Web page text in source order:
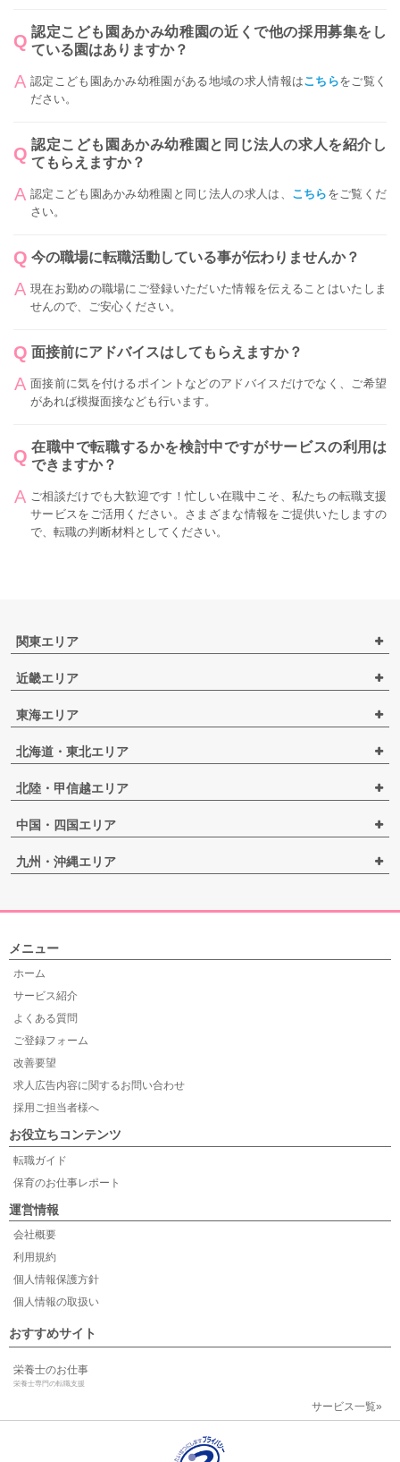
認定こども園あかみ幼稚園の近くで他の採用募集をし
ている園はありますか？
認定こども園あかみ幼稚園がある地域の求人情報はこちらをご覧く
ださい。
認定こども園あかみ幼稚園と同じ法人の求人を紹介し
てもらえますか？
認定こども園あかみ幼稚園と同じ法人の求人は、 こちら をご覧くだ
さい。
今の職場に転職活動している事が伝わりませんか？
現在お勤めの職場にご登録いただいた情報を伝えることはいたしま
せんので、ご安心ください。
面接前にアドバイスはしてもらえますか？
面接前に気を付けるポイントなどのアドバイスだけでなく、ご希望
があれば模擬面接なども行います。
在職中で転職するかを検討中ですがサービスの利用は
できますか？
ご相談だけでも大歓迎です！忙しい在職中こそ、私たちの転職支援
サービスをご活用ください。さまざまな情報をご提供いたしますの
で、転職の判断材料としてください。
関東エリア
近畿エリア
東海エリア
北海道・東北エリア
北陸・甲信越エリア
中国・四国エリア
九州・沖縄エリア
メニュー
ホーム
サービス紹介
よくある質問
ご登録フォーム
改善要望
求人広告内容に関するお問い合わせ
採用ご担当者様へ
お役立ちコンテンツ
転職ガイド
保育のお仕事レポート
運営情報
会社概要
利用規約
個人情報保護方針
個人情報の取扱い
おすすめサイト
栄養士のお仕事
栄養士専門の転職支援
サービス一覧»